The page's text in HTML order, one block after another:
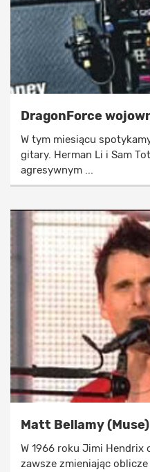
DragonForce
W tym miesiącu
gitary. Herman Li i Sam
agresywnym ...
Matt Bellamy (Muse)
W 1966 roku Jimi Hendrix
zawsze zmieniając